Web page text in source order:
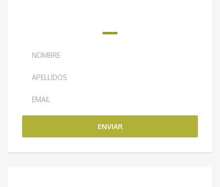
ENVIAR